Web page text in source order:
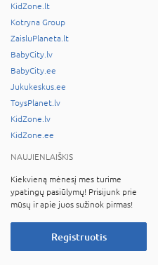
KidZone.lt
Kotryna Group
ZaisluPlaneta.lt
BabyCity.lv
BabyCity.ee
Jukukeskus.ee
ToysPlanet.lv
KidZone.lv
KidZone.ee
NAUJIENLAIŠKIS
Kiekvieną mėnesį mes turime
ypatingų pasiūlymų! Prisijunk prie
mūsų ir apie juos sužinok pirmas!
Registruotis